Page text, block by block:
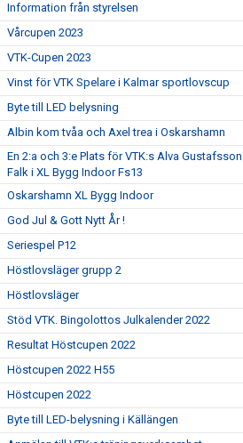
Information från styrelsen
Vårcupen 2023
VTK-Cupen 2023
Vinst för VTK Spelare i Kalmar sportlovscup
Byte till LED belysning
Albin kom tvåa och Axel trea i Oskarshamn
En 2:a och 3:e Plats för VTK:s Alva
Falk i XL Bygg Indoor Fs13
Oskarshamn XL Bygg Indoor
God Jul & Gott Nytt År !
Seriespel P12
Höstlovsläger grupp 2
Höstlovsläger
Stöd VTK. Bingolottos Julkalender 2022
Resultat Höstcupen 2022
Höstcupen 2022 H55
Höstcupen 2022
Byte till LED-belysning i Källängen